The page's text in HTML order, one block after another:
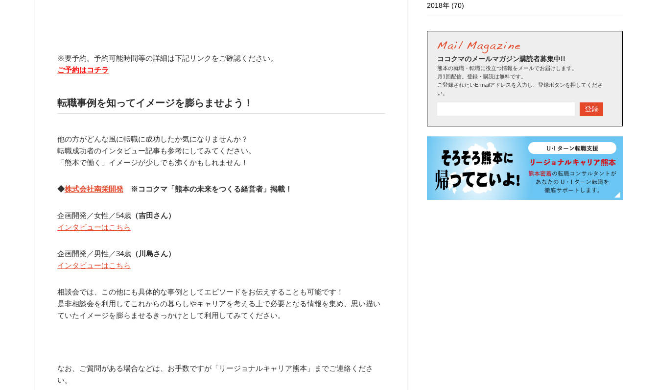
※要予約。予約可能時間等の詳細は下記リンクをご確認ください。
ご予約はコチラ
転職事例を知ってイメージを膨らませよう！
他の方がどんな風に転職に成功したか気になりませんか？
転職成功者のインタビュー記事も参考にしてみてください。
「熊本で働く」イメージが少しでも沸くかもしれません！
◆株式会社南栄開発 ※ココクマ「熊本の未来をつくる経営者」掲載！
企画開発／女性／54歳 （吉田さん）
インタビューはこちら
企画開発／男性／34歳 （川島さん）
インタビューはこちら
相談会では、この他にも具体的な事例としてエピソードをお伝えすることも可能です！
是非相談会を利用してこれからの暮らしやキャリアを考える上で必要となる情報を集め、思い描い
ていたイメージを膨らませるきっかけとして利用してみてください。
なお、ご質問がある場合などは、お手数ですが「リージョナルキャリア熊本」までご連絡くださ
い。
2018年 (70)
ココクマのメールマガジン購読者募集中!!
熊本の就職・転職に役立つ情報をメールでお届けします。
月1回配信。登録・購読は無料です。
ご登録されたいE-mailアドレスを入力し、登録ボタンを押してくださ
い。
登録